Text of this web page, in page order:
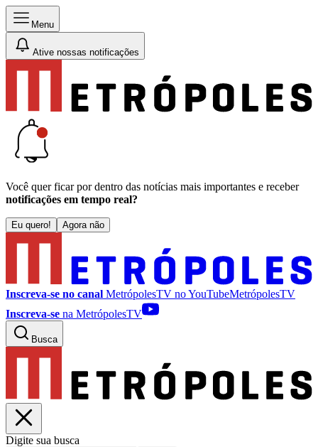
Menu
Ative nossas notificações
Você quer ficar por dentro das notícias mais importantes e receber
notificações em tempo real?
Eu quero! Agora não
Inscreva-se no canal MetrópolesTV noYouTubeMetrópolesTV
Inscreva-se na MetrópolesTV
Busca
Digite sua busca